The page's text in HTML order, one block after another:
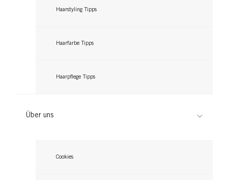
Haarstyling Tipps
Haarfarbe Tipps
Haarpflege Tipps
Über uns
Cookies